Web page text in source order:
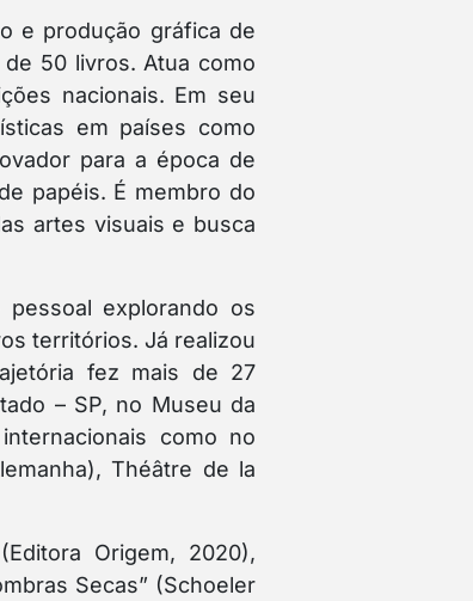
e produção gráfica de
50 livros. Atua como
nacionais. Em seu
em países como
para a época de
papéis. É membro do
artes visuais e busca
explorando os
territórios. Já realizou
fez mais de 27
– SP, no Museu da
como no
Théâtre de la
Origem, 2020),
Secas” (Schoeler